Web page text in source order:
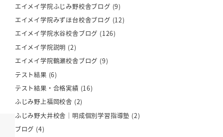
エイメイ学院ふじみ野校舎ブログ (9)
エイメイ学院みずほ台校舎ブログ (12)
エイメイ学院水谷校舎ブログ (126)
エイメイ学院説明 (2)
エイメイ学院鶴瀬校舎ブログ (9)
テスト結果 (6)
テスト結果・合格実績 (16)
ふじみ野上福岡校舎 (2)
ふじみ野大井校舎｜明成個別学習指導塾 (2)
ブログ (4)